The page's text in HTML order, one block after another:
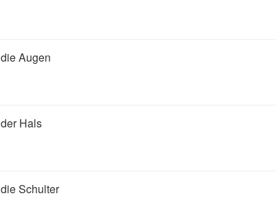
die Augen
der Hals
die Schulter